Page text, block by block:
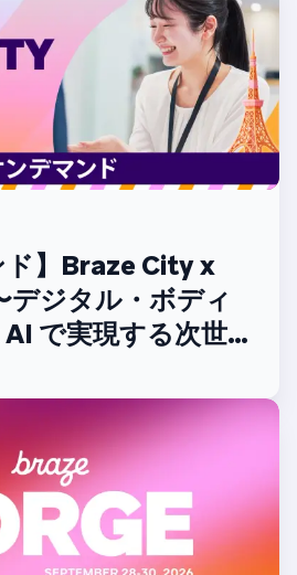
ド】Braze City x
ジタル・ボディ
で実現する次世代